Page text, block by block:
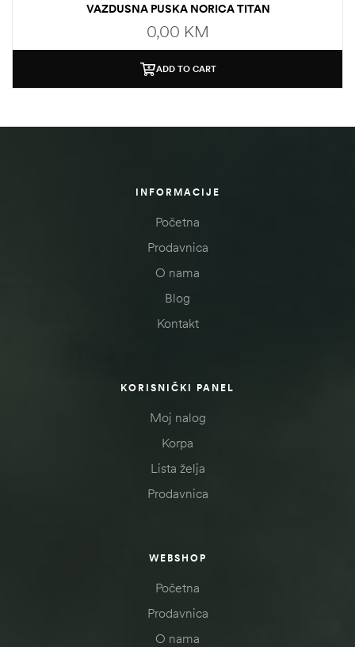
VAZDUSNA PUSKA NORICA TITAN
0,00 KM
ADD TO CART
INFORMACIJE
Početna
Prodavnica
O nama
Blog
Kontakt
KORISNIČKI PANEL
Moj nalog
Korpa
Lista želja
Prodavnica
WEBSHOP
Početna
Prodavnica
O nama